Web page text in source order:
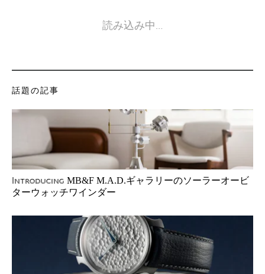
読み込み中…
話題の記事
Introducing MB&F M.A.D.ギャラリーのソーラーオービ
ターウォッチワインダー